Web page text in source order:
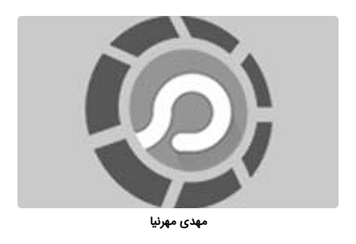
مهدی مهرنیا